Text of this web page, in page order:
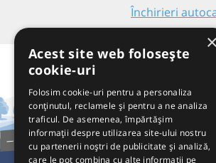
Închirieri
×
Acest site web folosește
cookie-uri
Folosim cookie-uri pentru a personaliza
conținutul, reclamele și pentru a ne analiza
traficul. De asemenea, împărtășim
informații despre utilizarea site-ului nostru
cu partenerii noștri de publicitate și analiză,
care le pot combina cu alte informații pe